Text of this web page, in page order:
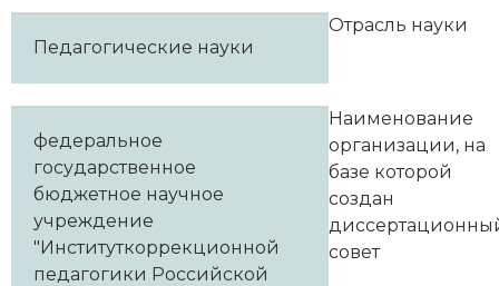
Педагогические науки
Отрасль науки
федеральное
государственное
бюджетное научное
учреждение
"Институткоррекционной
педагогики Российской
Наименование
организации, на
базе которой
создан
совет